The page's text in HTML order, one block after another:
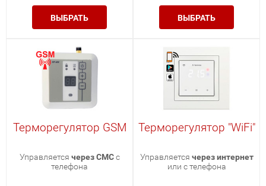
ВЫБРАТЬ ВЫБРАТЬ
Терморегулятор GSM
Управляется через СМСс
телефона
Терморегулятор "WiFi"
Управляется через интернет
или с телефона